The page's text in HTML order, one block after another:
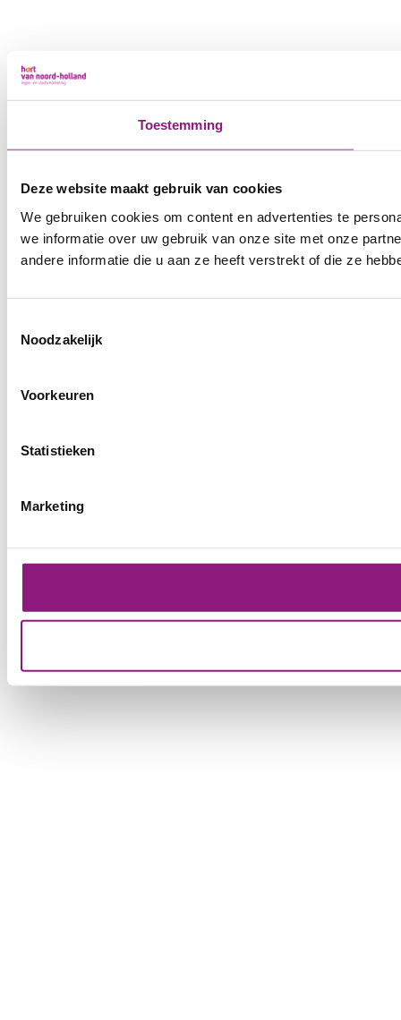
Toestemming
Deze website maakt gebruik van cookies
We gebruiken cookies om content en advertenties te
we informatie over uw gebruik van onze site met onze
andere informatie die u aan ze heeft verstrekt of die ze
Noodzakelijk
Voorkeuren
Statistieken
Marketing